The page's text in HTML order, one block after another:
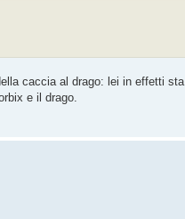
caccia al drago: lei in effetti sta
e il drago.